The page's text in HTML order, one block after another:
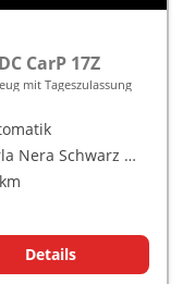
CarP 17Z
mit Tageszulassung
Perla Nera Schwarz Metallic / D
Details